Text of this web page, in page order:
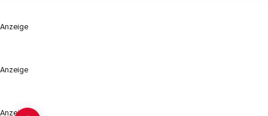
Anzeige
Anzeige
Anzeige